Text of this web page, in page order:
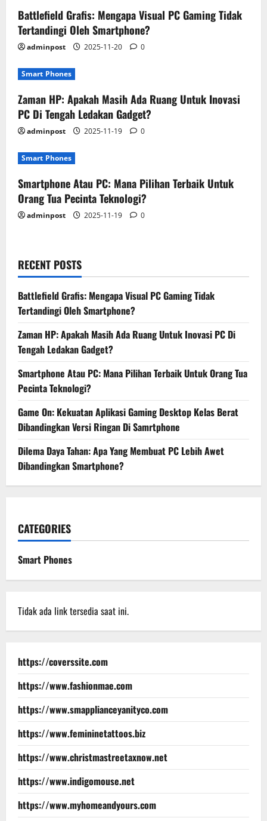
Battlefield Grafis: Mengapa Visual PC Gaming Tidak
Tertandingi Oleh Smartphone?
adminpost 2025-11-20 0
Smart Phones
Zaman HP: Apakah Masih Ada Ruang Untuk Inovasi
PC Di Tengah Ledakan Gadget?
adminpost 2025-11-19 0
Smart Phones
Smartphone Atau PC: Mana Pilihan Terbaik Untuk
Orang Tua Pecinta Teknologi?
adminpost 2025-11-19 0
RECENT POSTS
Battlefield Grafis: Mengapa Visual PC Gaming Tidak
Tertandingi Oleh Smartphone?
Zaman HP: Apakah Masih Ada Ruang Untuk Inovasi PC Di
Tengah Ledakan Gadget?
Smartphone Atau PC: Mana Pilihan Terbaik Untuk Orang Tua
Pecinta Teknologi?
Game On: Kekuatan Aplikasi Gaming Desktop Kelas Berat
Dibandingkan Versi Ringan Di Samrtphone
Dilema Daya Tahan: Apa Yang Membuat PC Lebih Awet
Dibandingkan Smartphone?
CATEGORIES
Smart Phones
Tidak ada link tersedia saat ini.
https://coverssite.com
https://www.fashionmae.com
https://www.smapplianceyanityco.com
https://www.femininetattoos.biz
https://www.christmastreetaxnow.net
https://www.indigomouse.net
https://www.myhomeandyours.com